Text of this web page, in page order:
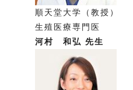
順天堂大学（教授）
生殖医療専門医
河村 和弘 先生